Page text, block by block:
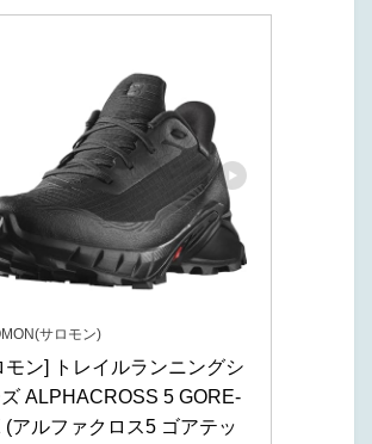
サロモン)
モン] トレイルランニングシ
ズ ALPHACROSS 5 GORE-
(アルファクロス5 ゴアテッ